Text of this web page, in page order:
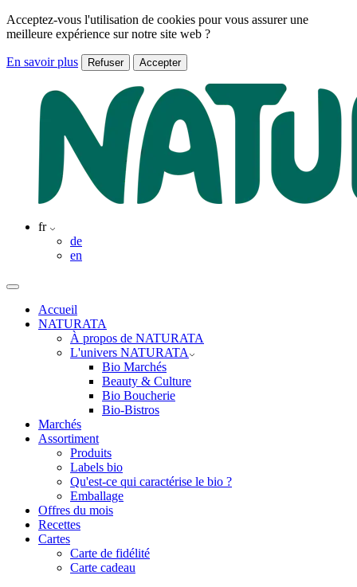
Acceptez-vous l'utilisation de cookies pour vous assurer une
meilleure expérience sur notre site web ?
En savoir plus Refuser Accepter
fr
de
en
Accueil
NATURATA
À propos de NATURATA
L'univers NATURATA
Bio Marchés
Beauty & Culture
Bio Boucherie
Bio-Bistros
Marchés
Assortiment
Produits
Labels bio
Qu'est-ce qui caractérise le bio ?
Emballage
Offres du mois
Recettes
Cartes
Carte de fidélité
Carte cadeau